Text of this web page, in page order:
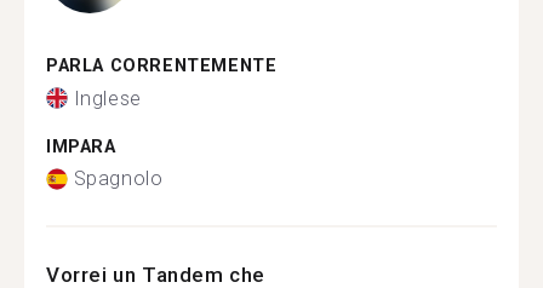
PARLA CORRENTEMENTE
Inglese
IMPARA
Spagnolo
Vorrei un Tandem che